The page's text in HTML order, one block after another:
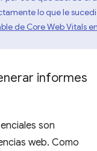
lo que le
de Core Web Vitals
informes
son
web. Como